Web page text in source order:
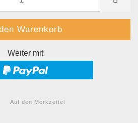
Weiter mit
Auf den Merkzettel